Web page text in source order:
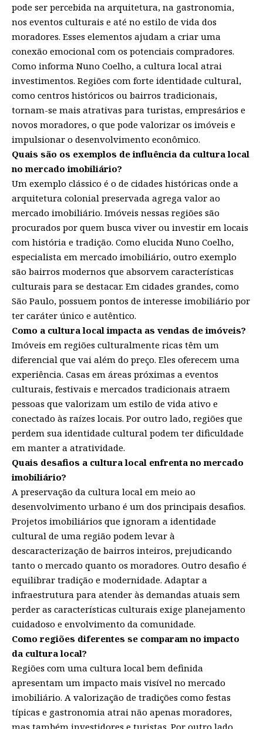
pode ser percebida na arquitetura, na gastronomia,
nos eventos culturais e até no estilo de vida dos
moradores. Esses elementos ajudam a criar uma
conexão emocional com os potenciais compradores.
Como informa Nuno Coelho, a cultura local atrai
investimentos. Regiões com forte identidade cultural,
como centros históricos ou bairros tradicionais,
tornam-se mais atrativas para turistas, empresários e
novos moradores, o que pode valorizar os imóveis e
impulsionar o desenvolvimento econômico.
Quais são os exemplos de influência da cultura local
no mercado imobiliário?
Um exemplo clássico é o de cidades históricas onde a
arquitetura colonial preservada agrega valor ao
mercado imobiliário. Imóveis nessas regiões são
procurados por quem busca viver ou investir em locais
com história e tradição. Como elucida Nuno Coelho,
especialista em mercado imobiliário, outro exemplo
são bairros modernos que absorvem características
culturais para se destacar. Em cidades grandes, como
São Paulo, possuem pontos de interesse imobiliário por
ter caráter único e autêntico.
Como a cultura local impacta as vendas de imóveis?
Imóveis em regiões culturalmente ricas têm um
diferencial que vai além do preço. Eles oferecem uma
experiência. Casas em áreas próximas a eventos
culturais, festivais e mercados tradicionais atraem
pessoas que valorizam um estilo de vida ativo e
conectado às raízes locais. Por outro lado, regiões que
perdem sua identidade cultural podem ter dificuldade
em manter a atratividade.
Quais desafios a cultura local enfrenta no mercado
imobiliário?
A preservação da cultura local em meio ao
desenvolvimento urbano é um dos principais desafios.
Projetos imobiliários que ignoram a identidade
cultural de uma região podem levar à
descaracterização de bairros inteiros, prejudicando
tanto o mercado quanto os moradores. Outro desafio é
equilibrar tradição e modernidade. Adaptar a
infraestrutura para atender às demandas atuais sem
perder as características culturais exige planejamento
cuidadoso e envolvimento da comunidade.
Como regiões diferentes se comparam no impacto
da cultura local?
Regiões com uma cultura local bem definida
apresentam um impacto mais visível no mercado
imobiliário. A valorização de tradições como festas
típicas e gastronomia atrai não apenas moradores,
mas também investidores e turistas. Por outro lado,